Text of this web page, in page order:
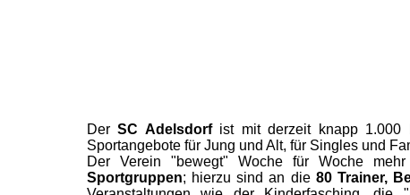
DerSC Adelsdorfist mit derzeit knapp 1.000
Sportangebote für Jung und Alt, für Singles und
Der Verein "bewegt" Woche für Woche
Sportgruppen; hierzu sind an die 80 Trainer,